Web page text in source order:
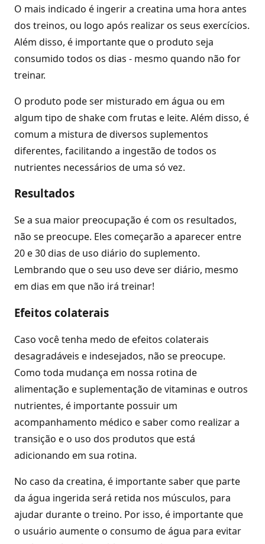
O mais indicado é ingerir a creatina uma hora antes
dos treinos, ou logo após realizar os seus exercícios.
Além disso, é importante que o produto seja
consumido todos os dias - mesmo quando não for
treinar.
O produto pode ser misturado em água ou em
algum tipo de shake com frutas e leite. Além disso, é
comum a mistura de diversos suplementos
diferentes, facilitando a ingestão de todos os
nutrientes necessários de uma só vez.
Resultados
Se a sua maior preocupação é com os resultados,
não se preocupe. Eles começarão a aparecer entre
20 e 30 dias de uso diário do suplemento.
Lembrando que o seu uso deve ser diário, mesmo
em dias em que não irá treinar!
Efeitos colaterais
Caso você tenha medo de efeitos colaterais
desagradáveis e indesejados, não se preocupe.
Como toda mudança em nossa rotina de
alimentação e suplementação de vitaminas e outros
nutrientes, é importante possuir um
acompanhamento médico e saber como realizar a
transição e o uso dos produtos que está
adicionando em sua rotina.
No caso da creatina, é importante saber que parte
da água ingerida será retida nos músculos, para
ajudar durante o treino. Por isso, é importante que
o usuário aumente o consumo de água para evitar